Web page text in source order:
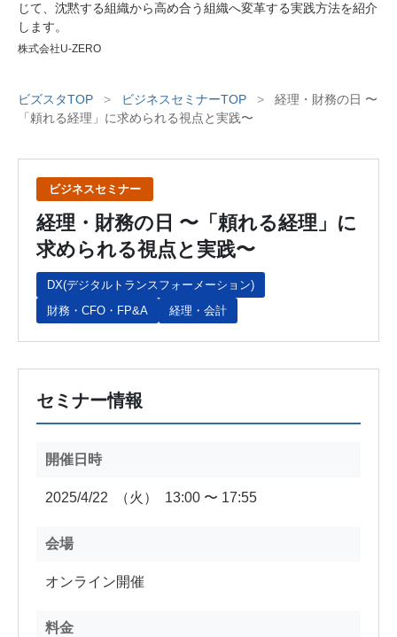
じて、沈黙する組織から高め合う組織へ変革する実践方法を紹介
します。
株式会社U-ZERO
ビズスタTOP > ビジネスセミナーTOP >
経理・財務の日 〜
「頼れる経理」に求められる視点と実践〜
ビジネスセミナー
経理・財務の日 〜「頼れる経理」に
求められる視点と実践〜
DX(デジタルトランスフォーメーション)
財務・CFO・FP&A
経理・会計
セミナー情報
開催日時
2025/4/22 （火） 13:00 〜 17:55
会場
オンライン開催
料金